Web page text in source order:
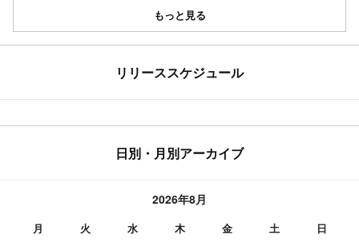
もっと見る
リリーススケジュール
日別・月別アーカイブ
2026年8月
月 火 水 木 金 土 日